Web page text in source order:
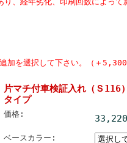
加を選択して下さい。（＋5,300
片マチ付車検証入れ（Ｓ
タイプ
価格:
ベースカラー: